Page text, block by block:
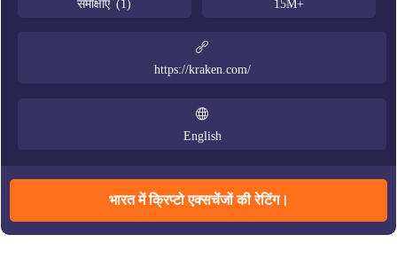
https://kraken.com/
English
भारत में क्रिप्टो एक्सचेंजों की रेटिंग।